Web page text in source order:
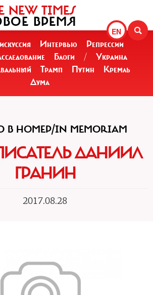
EN
NEW TIMES
ВРЕМЯ
Интервью
Репрессии
Блоги /
Украина
Трамп Путин
Кремль
Дума
НОМЕР/IN MEMORIAM
ДАНИИЛ
ГРАНИН
2017.08.28